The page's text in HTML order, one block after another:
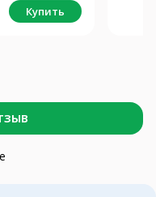
Купить